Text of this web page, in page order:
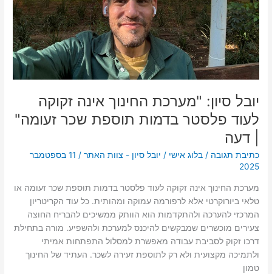
יובל סיון: "מערכת החינוך אינה זקוקה
לעוד פלסטר בדמות תוספת שכר זעומה"
| דעה
כתיבת תגובה /בלוג אישי / יובל סיון - צוות האתר/
11 בספטמבר
2025
מערכת החינוך אינה זקוקה לעוד פלסטר בדמות תוספת שכר זעומה או
טלאי ביורוקרטי אלא לרפורמה עמוקה ומהותית. כל עוד הקריטריון
המרכזי להערכה ולהתקדמות הוא הוותק ממשיכים להבריח החוצה
צעירים מוכשרים שמבקשים להיכנס למערכת ולהשפיע. מורה בתחילת
דרכו זקוק לסביבת עבודה מאפשרת למסלול התפתחות אמיתי
ולתמיכה מקצועית ולא רק לתוספת זעירה לשכר. העתיד של החינוך
טמון
בדמות
תוספת
שכר
זעומה"
|
דעה